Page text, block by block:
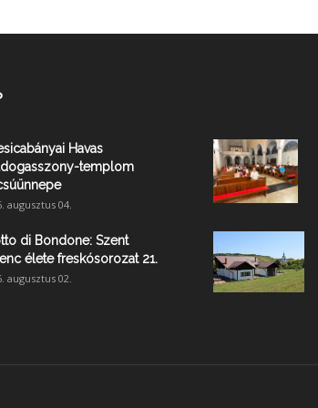
Havas
templom
augusztus 04.
di Bondone: Szent
élete freskósorozat 21.
augusztus 02.